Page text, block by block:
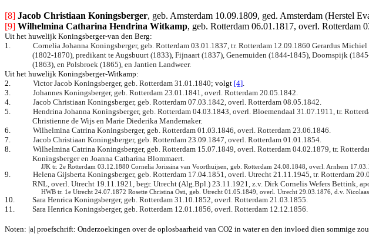
[8] Jacob Christiaan Koningsberger, geb. Amsterdam 10.09.1809, ged. Amsterdam (Herstel
[9] Wilhelmina Catharina Hendrina Witkamp, geb. Rotterdam 06.01.1817, overl. Rotterdam
Uit het huwelijk Koningsberger-van den Berg:
1.
Cornelia Johanna Koningsberger, geb. Rotterdam 03.01.1837, tr. Rotterdam 12.09.1860 Gerardus
(1802-1870), predikant te Augsbuurt (1833), Fijnaart (1837), Genemuiden (1844-1845), Doornspijk
(1863), en Polsbroek (1865), en Jantien Landweer.
Uit het huwelijk Koningsberger-Witkamp:
2.
Victor Jacob Koningsberger, geb. Rotterdam 31.01.1840; volgt [4].
3.
Johannes Koningsberger, geb. Rotterdam 23.01.1841, overl. Rotterdam 20.05.1842.
4.
Jacob Christiaan Koningsberger, geb. Rotterdam 07.03.1842, overl. Rotterdam 08.05.1842.
5.
Hendrina Johanna Koningsberger, geb. Rotterdam 04.03.1843, overl. Bloemendaal 31.07.1911, tr.
Christienne de Wijs en Marie Diederika Mandemaker.
6.
Wilhelmina Catrina Koningsberger, geb. Rotterdam 01.03.1846, overl. Rotterdam 23.06.1846.
7.
Jacob Christiaan Koningsberger, geb. Rotterdam 23.09.1847, overl. Rotterdam 01.01.1854.
8.
Wilhelmina Catrina Koningsberger, geb. Rotterdam 15.07.1849, overl. Rotterdam 04.02.1879, tr.
Koningsberger en Joanna Catharina Blommaert.
JJK tr. 2e Rotterdam 03.12.1880 Cornelia Jorissina van Voorthuijsen, geb. Rotterdam 24.08.1848, overl. Arnhem
9.
Helena Gijsberta Koningsberger, geb. Rotterdam 17.04.1851, overl. Utrecht 21.11.1945, tr. Rotterdam
RNL, overl. Utrecht 19.11.1921, begr. Utrecht (Alg.Bpl.) 23.11.1921, z.v. Dirk Cornelis Wefers Bettink,
HWB tr. 1e Utrecht 24.07.1872 Rosette Christina Osti, geb. Utrecht 01.05.1849, overl. Utrecht 29.03.1876, d.v.
10.
Sara Henrica Koningsberger, geb. Rotterdam 31.10.1852, overl. Rotterdam 21.03.1855.
11.
Sara Henrica Koningsberger, geb. Rotterdam 12.01.1856, overl. Rotterdam 12.12.1856.
Noten: |a| proefschrift: Onderzoekingen over de oplosbaarheid van CO2 in water en den invloed dien sommige